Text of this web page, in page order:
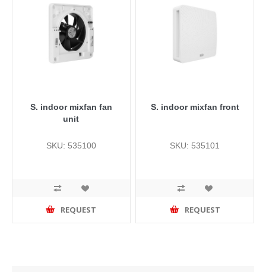
S. indoor mixfan fan
unit
SKU: 535100
REQUEST
S. indoor mixfan front
SKU: 535101
REQUEST